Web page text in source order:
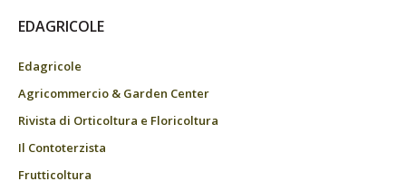
EDAGRICOLE
Edagricole
Agricommercio & Garden Center
Rivista di Orticoltura e Floricoltura
Il Contoterzista
Frutticoltura